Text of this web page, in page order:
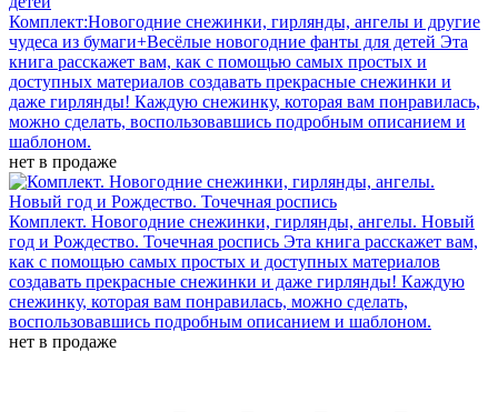
Комплект:Новогодние снежинки, гирлянды, ангелы и другие
чудеса из бумаги+Весёлые новогодние фанты для детей Эта
книга расскажет вам, как с помощью самых простых и
доступных материалов создавать прекрасные снежинки и
даже гирлянды! Каждую снежинку, которая вам понравилась,
можно сделать, воспользовавшись подробным описанием и
шаблоном.
нет в продаже
Комплект. Новогодние снежинки, гирлянды, ангелы. Новый
год и Рождество. Точечная роспись Эта книга расскажет вам,
как с помощью самых простых и доступных материалов
создавать прекрасные снежинки и даже гирлянды! Каждую
снежинку, которая вам понравилась, можно сделать,
воспользовавшись подробным описанием и шаблоном.
нет в продаже